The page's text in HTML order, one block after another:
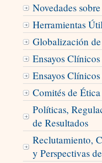
Novedades
Herramientas
Globalización
Ensayos
Ensayos
Comités de
Políticas,
de Resultados
Reclutamiento,
y Perspectivas